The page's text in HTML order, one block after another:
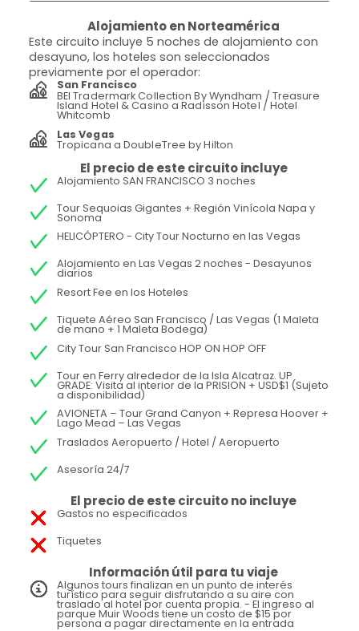
Alojamiento en Norteamérica
Este circuito incluye 5 noches de alojamiento con
desayuno, los hoteles son seleccionados
previamente por el operador:
San Francisco
BEI Tradermark Collection By Wyndham / Treasure
Island Hotel & Casino a Radisson Hotel / Hotel
Whitcomb
Las Vegas
Tropicana a DoubleTree by Hilton
El precio de este circuito incluye
Alojamiento SAN FRANCISCO 3 noches
Tour Sequoias Gigantes + Región Vinícola Napa y
Sonoma
HELICÓPTERO - City Tour Nocturno en las Vegas
Alojamiento en Las Vegas 2 noches - Desayunos
diarios
Resort Fee en los Hoteles
Tiquete Aéreo San Francisco / Las Vegas (1 Maleta
de mano + 1 Maleta Bodega)
City Tour San Francisco HOP ON HOP OFF
Tour en Ferry alrededor de la Isla Alcatraz. UP
GRADE: Visita al interior de la PRISION + USD$1 (Sujeto
a disponibilidad)
AVIONETA – Tour Grand Canyon + Represa Hoover +
Lago Mead – Las Vegas
Traslados Aeropuerto / Hotel / Aeropuerto
Asesoría 24/7
El precio de este circuito no incluye
Gastos no especificados
Tiquetes
Información útil para tu viaje
Algunos tours finalizan en un punto de interés
turístico para seguir disfrutando a su aire con
traslado al hotel por cuenta propia. - El ingreso al
parque Muir Woods tiene un costo de $15 por
persona a pagar directamente en la entrada